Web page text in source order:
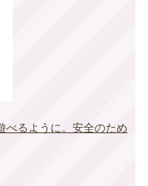
べるように。安全のため